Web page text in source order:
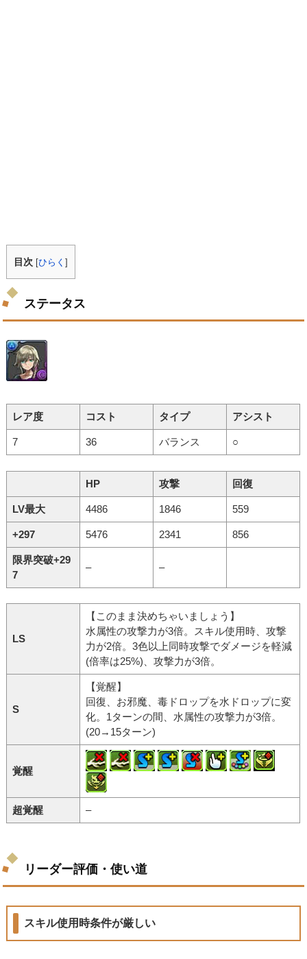
目次 [ひらく]
ステータス
レア度 コスト タイプ アシスト
7 36 バランス ○
HP 攻撃 回復
LV最大 4486 1846 559
+297 5476 2341 856
限界突破+29
7
– –
LS
【このまま決めちゃいましょう】
水属性の攻撃力が3倍。スキル使用時、攻撃
力が2倍。3色以上同時攻撃でダメージを軽減
(倍率は25%)、攻撃力が3倍。
S
【覚醒】
回復、お邪魔、毒ドロップを水ドロップに変
化。1ターンの間、水属性の攻撃力が3倍。
(20→15ターン)
覚醒
超覚醒 –
リーダー評価・使い道
スキル使用時条件が厳しい